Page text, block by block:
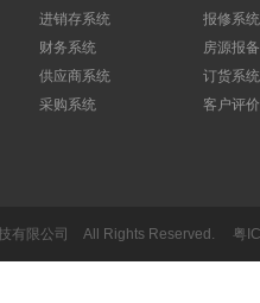
进销存系统
财务系统
供应商系统
采购系统
报修系
房源报
订货系统
客户评价
技有限公司 All Rights Reserved. 粤